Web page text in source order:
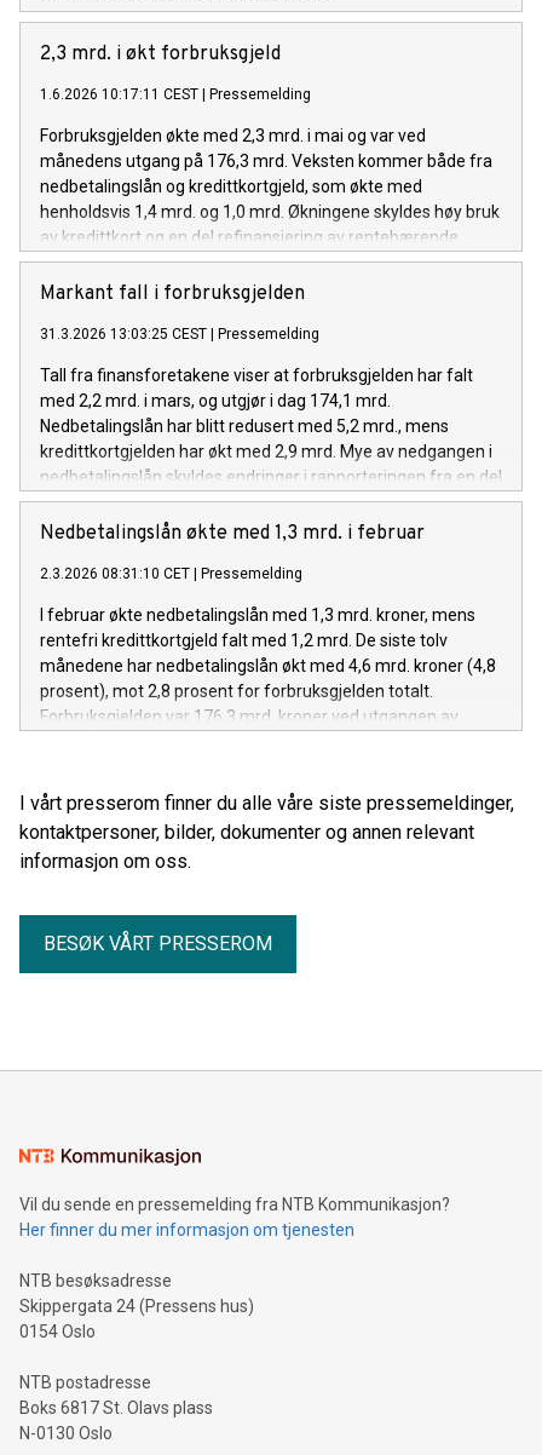
2,3 mrd. i økt forbruksgjeld
1.6.2026 10:17:11 CEST | Pressemelding
Forbruksgjelden økte med 2,3 mrd. i mai og var ved
månedens utgang på 176,3 mrd. Veksten kommer både fra
nedbetalingslån og kredittkortgjeld, som økte med
henholdsvis 1,4 mrd. og 1,0 mrd. Økningene skyldes høy bruk
av kredittkort og en del refinansiering av rentebærende
kredittkortgjeld til nedbetalingslån.
Markant fall i forbruksgjelden
31.3.2026 13:03:25 CEST | Pressemelding
Tall fra finansforetakene viser at forbruksgjelden har falt
med 2,2 mrd. i mars, og utgjør i dag 174,1 mrd.
Nedbetalingslån har blitt redusert med 5,2 mrd., mens
kredittkortgjelden har økt med 2,9 mrd. Mye av nedgangen i
nedbetalingslån skyldes endringer i rapporteringen fra en del
finansforetak.
Nedbetalingslån økte med 1,3 mrd. i februar
2.3.2026 08:31:10 CET | Pressemelding
I februar økte nedbetalingslån med 1,3 mrd. kroner, mens
rentefri kredittkortgjeld falt med 1,2 mrd. De siste tolv
månedene har nedbetalingslån økt med 4,6 mrd. kroner (4,8
prosent), mot 2,8 prosent for forbruksgjelden totalt.
Forbruksgjelden var 176,3 mrd. kroner ved utgangen av
I vårt presserom finner du alle våre siste pressemeldinger,
kontaktpersoner, bilder, dokumenter og annen relevant
informasjon om oss.
BESØK VÅRT PRESSEROM
Vil du sende en pressemelding fra NTB Kommunikasjon?
Her finner du mer informasjon om tjenesten
NTB besøksadresse
Skippergata 24 (Pressens hus)
0154 Oslo
NTB postadresse
Boks 6817 St. Olavs plass
N-0130 Oslo